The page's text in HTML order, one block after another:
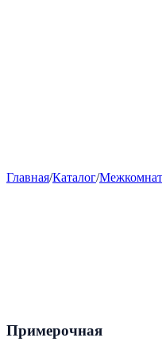
Главная/Каталог/
Примерочная